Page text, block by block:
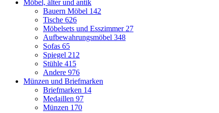
Möbel, älter und antik
Bauern Möbel 142
Tische 626
Möbelsets und Esszimmer 27
Aufbewahrungsmöbel 348
Sofas 65
Spiegel 212
Stühle 415
Andere 976
Münzen und Briefmarken
Briefmarken 14
Medaillen 97
Münzen 170